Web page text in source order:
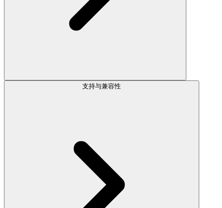
支持与兼容性